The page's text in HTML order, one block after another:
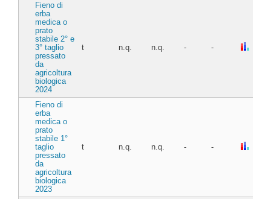
Fieno di
erba
medica o
prato
stabile 2° e
3° taglio
pressato
da
agricoltura
biologica
2024
t n.q. n.q. - -
Fieno di
erba
medica o
prato
stabile 1°
taglio
pressato
da
agricoltura
biologica
2023
t n.q. n.q. - -